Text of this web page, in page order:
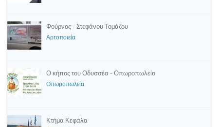
Φούρνος - Στεφάνου Τομάζου
Αρτοποιεία
Ο κήπος του Οδυσσέα - Οπωροπωλείο
Οπωροπωλεία
Κτήμα Κεφάλα